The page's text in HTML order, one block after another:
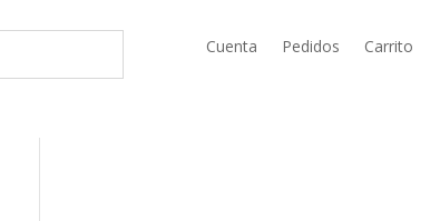
Cuenta Pedidos Carrito